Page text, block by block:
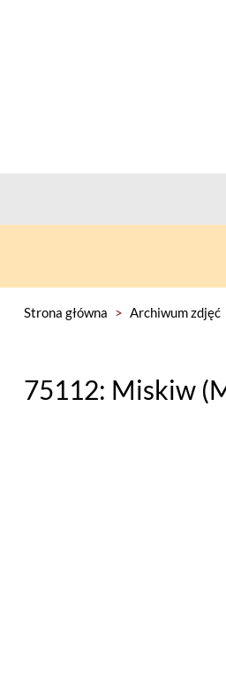
Strona główna > Archiwum zdjęć
75112: Miskiw